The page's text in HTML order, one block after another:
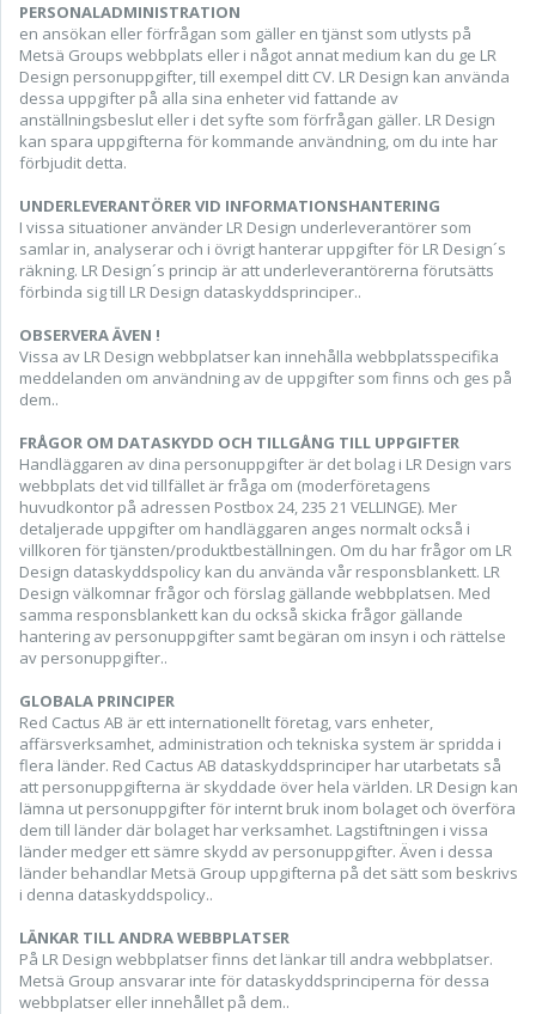
PERSONALADMINISTRATION
en ansökan eller förfrågan som gäller en tjänst som utlysts på
Metsä Groups webbplats eller i något annat medium kan du ge LR
Design personuppgifter, till exempel ditt CV. LR Design kan använda
dessa uppgifter på alla sina enheter vid fattande av
anställningsbeslut eller i det syfte som förfrågan gäller. LR Design
kan spara uppgifterna för kommande användning, om du inte har
förbjudit detta.
UNDERLEVERANTÖRER VID INFORMATIONSHANTERING
I vissa situationer använder LR Design underleverantörer som
samlar in, analyserar och i övrigt hanterar uppgifter för LR Design´s
räkning. LR Design´s princip är att underleverantörerna förutsätts
förbinda sig till LR Design dataskyddsprinciper..
OBSERVERA ÄVEN !
Vissa av LR Design webbplatser kan innehålla webbplatsspecifika
meddelanden om användning av de uppgifter som finns och ges på
dem..
FRÅGOR OM DATASKYDD OCH TILLGÅNG TILL UPPGIFTER
Handläggaren av dina personuppgifter är det bolag i LR Design vars
webbplats det vid tillfället är fråga om (moderföretagens
huvudkontor på adressen Postbox 24, 235 21 VELLINGE). Mer
detaljerade uppgifter om handläggaren anges normalt också i
villkoren för tjänsten/produktbeställningen. Om du har frågor om LR
Design dataskyddspolicy kan du använda vår responsblankett. LR
Design välkomnar frågor och förslag gällande webbplatsen. Med
samma responsblankett kan du också skicka frågor gällande
hantering av personuppgifter samt begäran om insyn i och rättelse
av personuppgifter..
GLOBALA PRINCIPER
Red Cactus AB är ett internationellt företag, vars enheter,
affärsverksamhet, administration och tekniska system är spridda i
flera länder. Red Cactus AB dataskyddsprinciper har utarbetats så
att personuppgifterna är skyddade över hela världen. LR Design kan
lämna ut personuppgifter för internt bruk inom bolaget och överföra
dem till länder där bolaget har verksamhet. Lagstiftningen i vissa
länder medger ett sämre skydd av personuppgifter. Även i dessa
länder behandlar Metsä Group uppgifterna på det sätt som beskrivs
i denna dataskyddspolicy..
LÄNKAR TILL ANDRA WEBBPLATSER
På LR Design webbplatser finns det länkar till andra webbplatser.
Metsä Group ansvarar inte för dataskyddsprinciperna för dessa
webbplatser eller innehållet på dem..